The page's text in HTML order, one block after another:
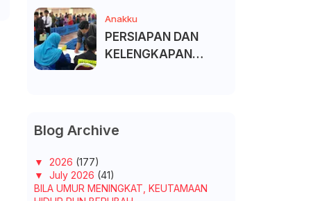
Anakku
PERSIAPAN DAN
KELENGKAPAN
Blog Archive
▼ 2026 (177)
▼ July 2026 (41)
BILA UMUR MENINGKAT, KEUTAMAAN